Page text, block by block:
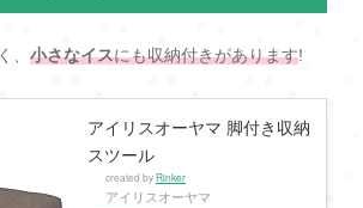
、 小さなイスにも収納付きがあります!
アイリスオーヤマ 脚付き収納
スツール
created byRinker
アイリスオーヤマ